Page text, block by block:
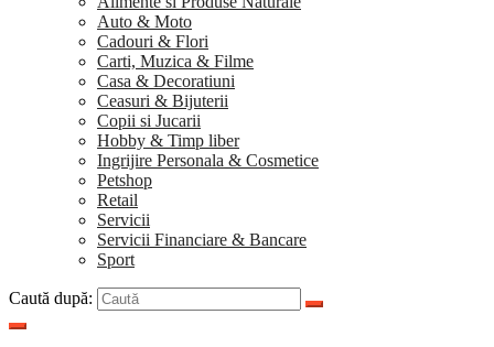
Auto & Moto
Cadouri & Flori
Carti, Muzica & Filme
Casa & Decoratiuni
Ceasuri & Bijuterii
Copii si Jucarii
Hobby & Timp liber
Ingrijire Personala & Cosmetice
Petshop
Retail
Servicii
Servicii Financiare & Bancare
Sport
Caută după: